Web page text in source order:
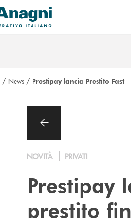
/ News / Prestipay lancia Prestito Fast
NOVITÀ PRIVATI
Prestipay
prestito